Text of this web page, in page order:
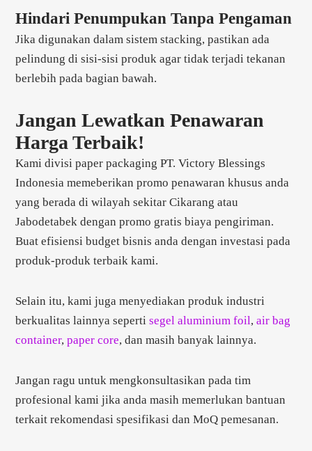
Hindari Penumpukan Tanpa Pengaman
Jika digunakan dalam sistem stacking, pastikan ada
pelindung di sisi-sisi produk agar tidak terjadi tekanan
berlebih pada bagian bawah.
Jangan Lewatkan Penawaran
Harga Terbaik!
Kami divisi paper packaging PT. Victory Blessings
Indonesia memeberikan promo penawaran khusus anda
yang berada di wilayah sekitar Cikarang atau
Jabodetabek dengan promo gratis biaya pengiriman.
Buat efisiensi budget bisnis anda dengan investasi pada
produk-produk terbaik kami.
Selain itu, kami juga menyediakan produk industri
berkualitas lainnya sepertisegel aluminium foil,air bag
container,paper core, dan masih banyak lainnya.
Jangan ragu untuk mengkonsultasikan pada tim
profesional kami jika anda masih memerlukan bantuan
terkait rekomendasi spesifikasi dan MoQ pemesanan.